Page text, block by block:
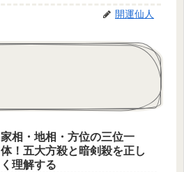
開運仙人
家相・地相・方位の三位一
体！五大方殺と暗剣殺を正し
く理解する